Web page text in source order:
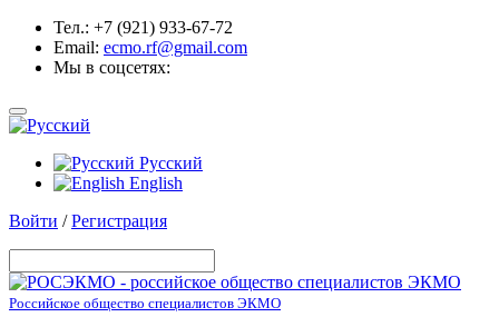
Тел.: +7 (921) 933-67-72
Email: ecmo.rf@gmail.com
Мы в соцсетях:
Русский
English
Войти /Регистрация
Российское общество специалистов ЭКМО